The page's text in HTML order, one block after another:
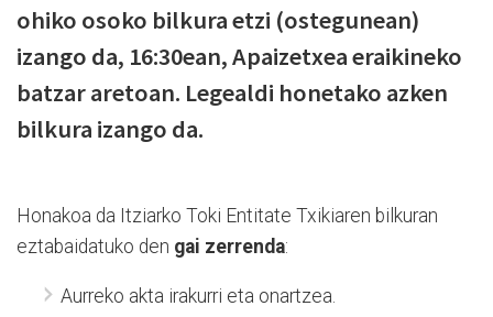
ohiko osoko bilkura etzi (ostegunean)
izango da, 16:30ean, Apaizetxea eraikineko
batzar aretoan. Legealdi honetako azken
bilkura izango da.
Honakoa da Itziarko Toki Entitate Txikiaren bilkuran
eztabaidatuko den gai zerrenda:
Aurreko akta irakurri eta onartzea.